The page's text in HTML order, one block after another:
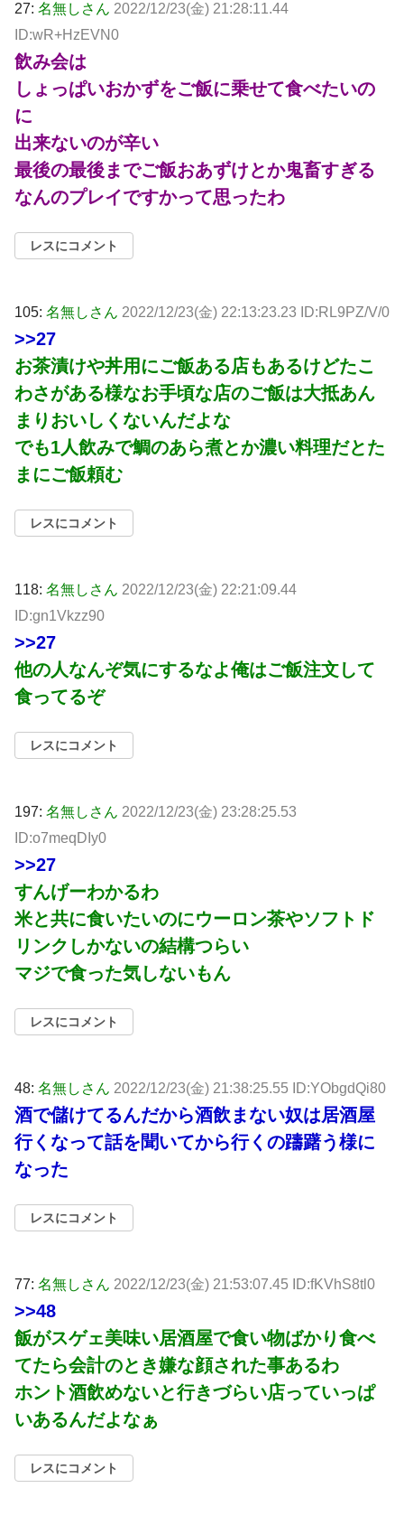
27: 名無しさん 2022/12/23(金) 21:28:11.44
ID:wR+HzEVN0
飲み会は
しょっぱいおかずをご飯に乗せて食べたいの
に
出来ないのが辛い
最後の最後までご飯おあずけとか鬼畜すぎる
なんのプレイですかって思ったわ
レスにコメント
105: 名無しさん 2022/12/23(金) 22:13:23.23 ID:RL9PZ/V/0
>>27
お茶漬けや丼用にご飯ある店もあるけどたこ
わさがある様なお手頃な店のご飯は大抵あん
まりおいしくないんだよな
でも1人飲みで鯛のあら煮とか濃い料理だとた
まにご飯頼む
レスにコメント
118: 名無しさん 2022/12/23(金) 22:21:09.44
ID:gn1Vkzz90
>>27
他の人なんぞ気にするなよ俺はご飯注文して
食ってるぞ
レスにコメント
197: 名無しさん 2022/12/23(金) 23:28:25.53
ID:o7meqDIy0
>>27
すんげーわかるわ
米と共に食いたいのにウーロン茶やソフトド
リンクしかないの結構つらい
マジで食った気しないもん
レスにコメント
48: 名無しさん 2022/12/23(金) 21:38:25.55 ID:YObgdQi80
酒で儲けてるんだから酒飲まない奴は居酒屋
行くなって話を聞いてから行くの躊躇う様に
なった
レスにコメント
77: 名無しさん 2022/12/23(金) 21:53:07.45 ID:fKVhS8tl0
>>48
飯がスゲェ美味い居酒屋で食い物ばかり食べ
てたら会計のとき嫌な顔された事あるわ
ホント酒飲めないと行きづらい店っていっぱ
いあるんだよなぁ
レスにコメント